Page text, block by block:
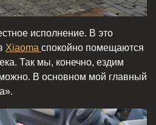
исполнение. В это
Xiaoma спокойно помещаются
Так мы, конечно, ездим
В основном мой главный